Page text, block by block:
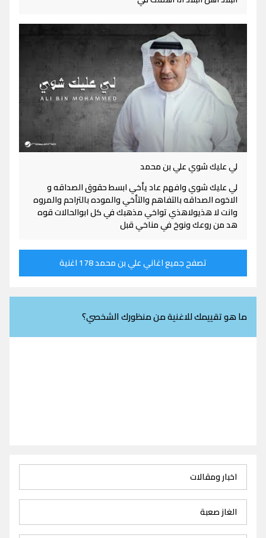
لي عليك شوي علي بن محمد
لي عليك شوي وافهم عاد يأخي ابسط حقوق الصداقه و
الاخوه الصداقه بالتفاهم والتأخي والموده بالتراحم والمروه
وانت لا هذيولاهذي تواخي مذهبك في كل ابوالحالات قوه
هد من روعك ونوخ في مناخي قبل
تصفح جميع اغاني علي بن محمد 178 اغنية
ما هو تقييمك للاغنية من منظورك الشخصي؟
اخبار ومقالات
الغاز صعبة